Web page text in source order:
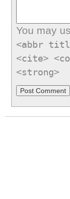
You may
<abbr
<cite>
<strong>